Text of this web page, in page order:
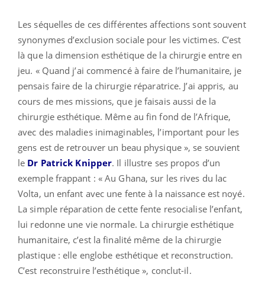
Les séquelles de ces différentes affections sont souvent
synonymes d’exclusion sociale pour les victimes. C’est
là que la dimension esthétique de la chirurgie entre en
jeu. « Quand j’ai commencé à faire de l’humanitaire, je
pensais faire de la chirurgie réparatrice. J’ai appris, au
cours de mes missions, que je faisais aussi de la
chirurgie esthétique. Même au fin fond de l’Afrique,
avec des maladies inimaginables, l’important pour les
gens est de retrouver un beau physique », se souvient
le Dr Patrick Knipper. Il illustre ses propos d’un
exemple frappant : « Au Ghana, sur les rives du lac
Volta, un enfant avec une fente à la naissance est noyé.
La simple réparation de cette fente resocialise l’enfant,
lui redonne une vie normale. La chirurgie esthétique
humanitaire, c’est la finalité même de la chirurgie
plastique : elle englobe esthétique et reconstruction.
C’est reconstruire l’esthétique », conclut-il.